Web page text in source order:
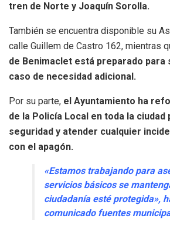
tren de Norte y Joaquín Sorolla.
También se encuentra disponible su
calle Guillem de Castro 162, mientras
de Benimaclet está preparado para
caso de necesidad adicional.
Por su parte, el Ayuntamiento ha
de la Policía Local en toda la
seguridad y atender cualquier
con el apagón.
«Estamos trabajando para
servicios básicos se
ciudadanía esté protegida»,
comunicado fuentes